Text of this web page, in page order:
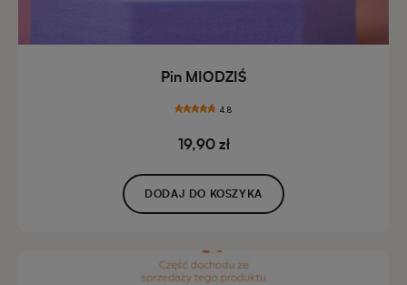
Pin MIODZIŚ
4.8
19,90 zł
DODAJ DO KOSZYKA